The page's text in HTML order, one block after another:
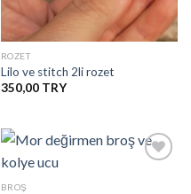
ROZET
Lilo ve stitch 2li rozet
350,00
BROŞ